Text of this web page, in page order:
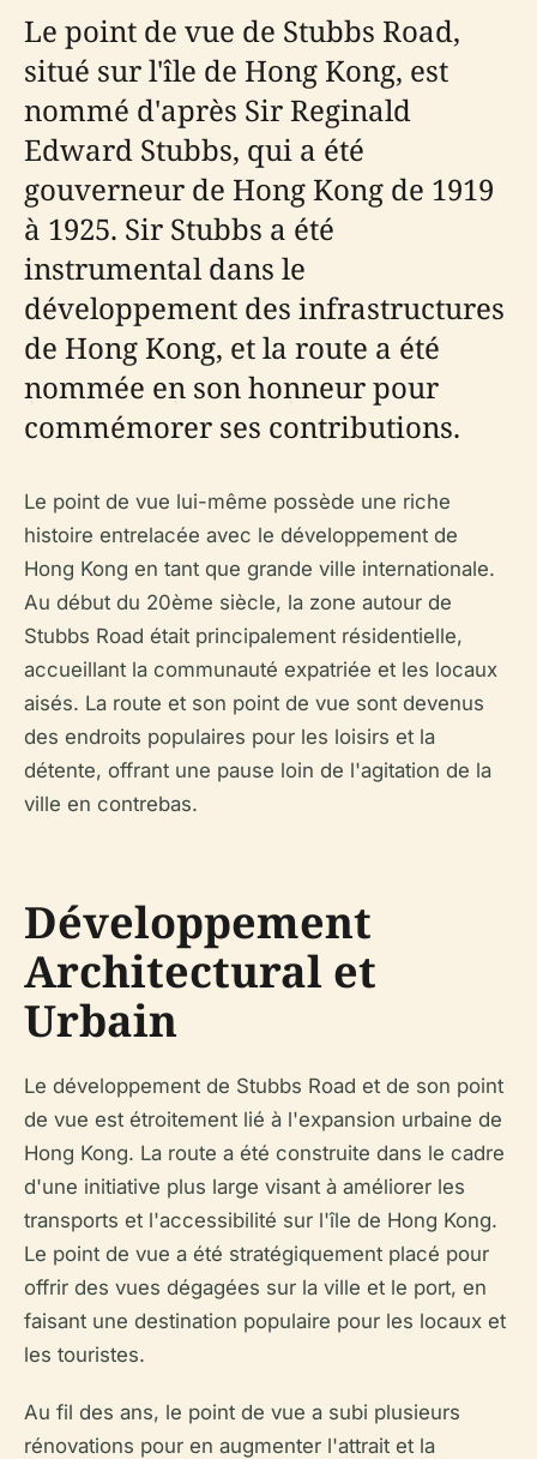
Le point de vue de Stubbs Road,
situé sur l'île de Hong Kong, est
nommé d'après Sir Reginald
Edward Stubbs, qui a été
gouverneur de Hong Kong de 1919
à 1925. Sir Stubbs a été
instrumental dans le
développement des infrastructures
de Hong Kong, et la route a été
nommée en son honneur pour
commémorer ses contributions.
Le point de vue lui-même possède une riche
histoire entrelacée avec le développement de
Hong Kong en tant que grande ville internationale.
Au début du 20ème siècle, la zone autour de
Stubbs Road était principalement résidentielle,
accueillant la communauté expatriée et les locaux
aisés. La route et son point de vue sont devenus
des endroits populaires pour les loisirs et la
détente, offrant une pause loin de l'agitation de la
ville en contrebas.
Développement
Architectural et
Urbain
Le développement de Stubbs Road et de son point
de vue est étroitement lié à l'expansion urbaine de
Hong Kong. La route a été construite dans le cadre
d'une initiative plus large visant à améliorer les
transports et l'accessibilité sur l'île de Hong Kong.
Le point de vue a été stratégiquement placé pour
offrir des vues dégagées sur la ville et le port, en
faisant une destination populaire pour les locaux et
les touristes.
Au fil des ans, le point de vue a subi plusieurs
rénovations pour en augmenter l'attrait et la